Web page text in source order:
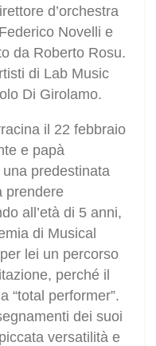
d’orchestra
Novelli e
da Roberto Rosu.
di Lab Music
Di Girolamo.
il 22 febbraio
e papà
predestinata
prendere
all’età di 5 anni,
di Musical
lei un percorso
perché il
“total performer”.
dei suoi
versatilità e